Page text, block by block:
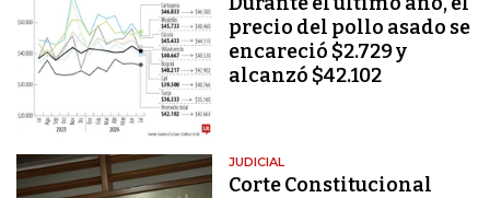
precio del pollo asado se
encareció $2.729 y
alcanzó $42.102
JUDICIAL
Corte Constitucional